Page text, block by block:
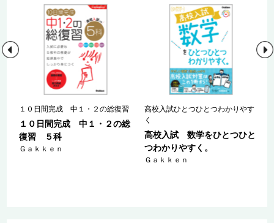
１０日間完成 中１・２の総復習
１０日間完成 中１・２の総
復習 ５科
Ｇａｋｋｅｎ
高校入試ひとつひとつわかりやす
く
高校入試 数学をひとつひと
つわかりやすく。
Ｇａｋｋｅｎ